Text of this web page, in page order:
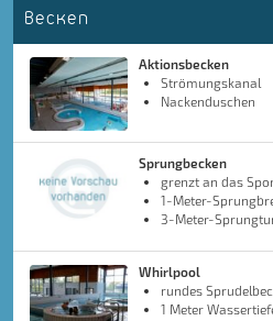
Becken
Aktionsbecken
Strömungskanal
Nackenduschen
Sprungbecken
grenzt an das
1-Meter-
3-Meter-
Whirlpool
rundes
1 Meter